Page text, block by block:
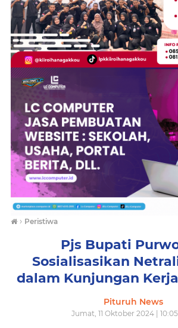
› Peristiwa
Pjs Bupati
Sosialisasikan
dalam Kunjungan
Pituruh News
Jumat, 11 Oktober 2024 |